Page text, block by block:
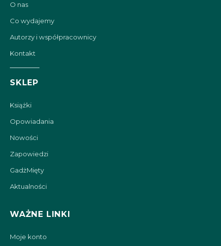
O nas
Co wydajemy
Autorzy i współpracownicy
Kontakt
SKLEP
Książki
Opowiadania
Nowości
Zapowiedzi
GadżMięty
Aktualności
WAŻNE LINKI
Moje konto